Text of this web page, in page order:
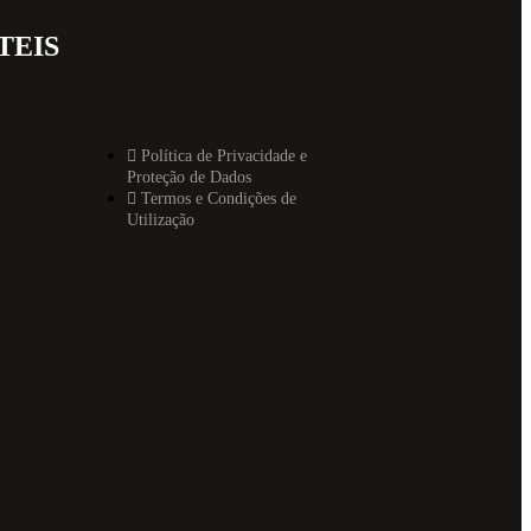
Política de Privacidade e
Proteção de Dados
Termos e Condições de
Utilização